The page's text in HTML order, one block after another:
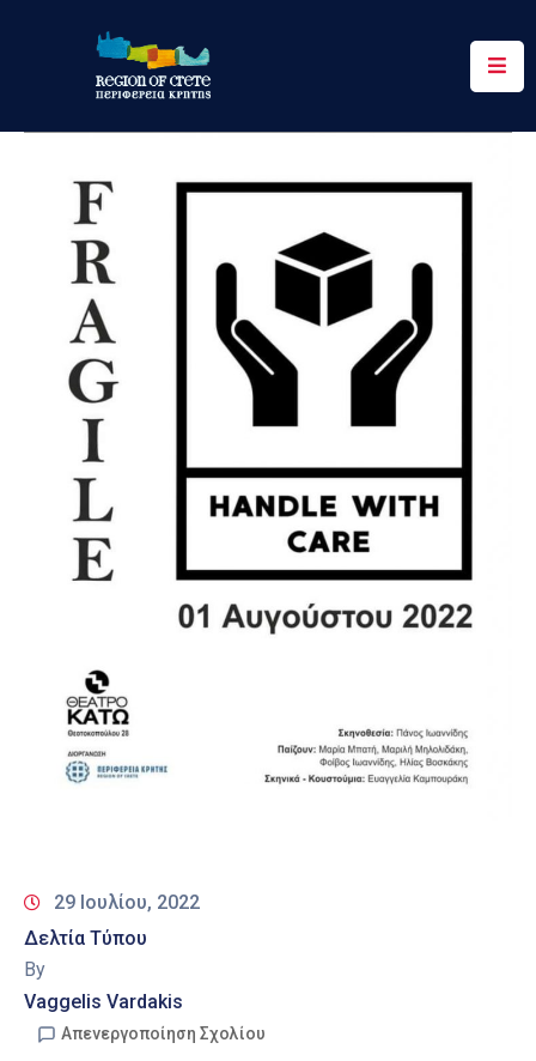
Περιφέρεια
Δράσεις
Ψηφιακές
Υπηρεσίες
Επικοινωνία
29 Ιουλίου, 2022
Δελτία Τύπου
By
Vaggelis Vardakis
Απενεργοποίηση Σχολίου